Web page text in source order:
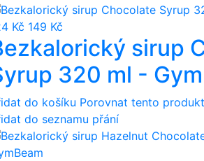
Kč 149 Kč
sirup
320 ml -
do košíku Porovnat tento produkt
do seznamu přání